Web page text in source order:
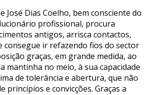
José Dias Coelho, bem consciente do
profissional, procura
antigos, arrisca contactos,
consegue ir refazendo fios do sector
graças, em grande medida, ao
mantinha no meio, à sua capacidade
de tolerância e abertura, que não
princípios e convicções. Graças a